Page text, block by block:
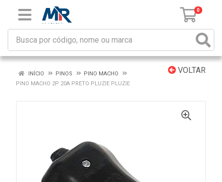
0
VOLTAR
INÍCIO PINOS
PINO MACHO
PINO MACHO 2P 20A PRETO PLUZIE PLUZIE